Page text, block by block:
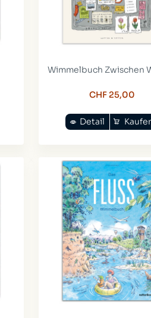
Wimmelbuch Zwischen
CHF 25,00
Detail